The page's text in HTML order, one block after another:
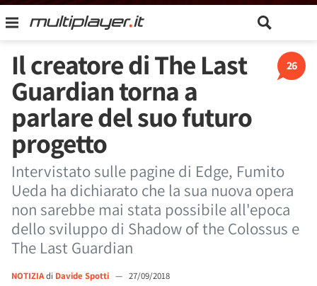
26
Il creatore di The Last
Guardian torna a
parlare del suo futuro
progetto
Intervistato sulle pagine di Edge, Fumito
Ueda ha dichiarato che la sua nuova opera
non sarebbe mai stata possibile all'epoca
dello sviluppo di Shadow of the Colossus e
The Last Guardian
NOTIZIAdi Davide Spotti — 27/09/2018